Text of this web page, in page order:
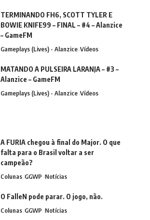
TERMINANDO FH6, SCOTT TYLER E
BOWIE KNIFE99 – FINAL – #4 – Alanzice
– GameFM
Gameplays (Lives) - Alanzice Vídeos
MATANDO A PULSEIRA LARANJA – #3 –
Alanzice – GameFM
Gameplays (Lives) - Alanzice Vídeos
A FURIA chegou à final do Major. O que
falta para o Brasil voltar a ser
campeão?
Colunas GGWP Notícias
O FalleN pode parar. O jogo, não.
Colunas GGWP Notícias